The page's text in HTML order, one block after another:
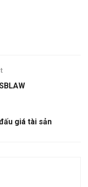
giá tài sản